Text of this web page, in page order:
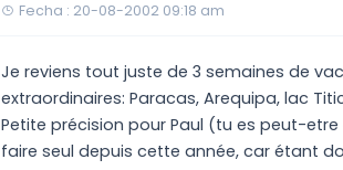
Fecha : 20-08-2002 09:18 am
Je reviens tout juste de 3 semaines de
extraordinaires: Paracas, Arequipa, lac
Petite précision pour Paul (tu es peut-
faire seul depuis cette année, car étant